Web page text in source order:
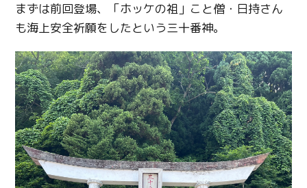
まずは前回登場、「ホッケの祖」こと僧・日持さん
も海上安全祈願をしたという三十番神。